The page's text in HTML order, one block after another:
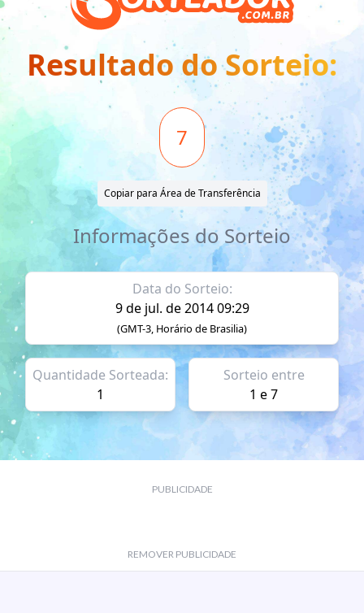
Resultado do Sorteio:
7
Copiar para Área de Transferência
Informações do Sorteio
Data do Sorteio:
9 de jul. de 2014 09:29
(GMT-3, Horário de Brasilia)
Quantidade Sorteada:
1
Sorteio entre
1 e 7
PUBLICIDADE
REMOVER PUBLICIDADE